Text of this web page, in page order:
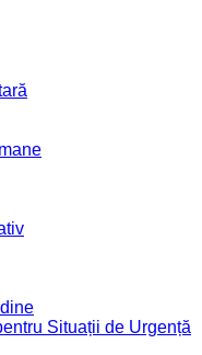
Situații de Urgență